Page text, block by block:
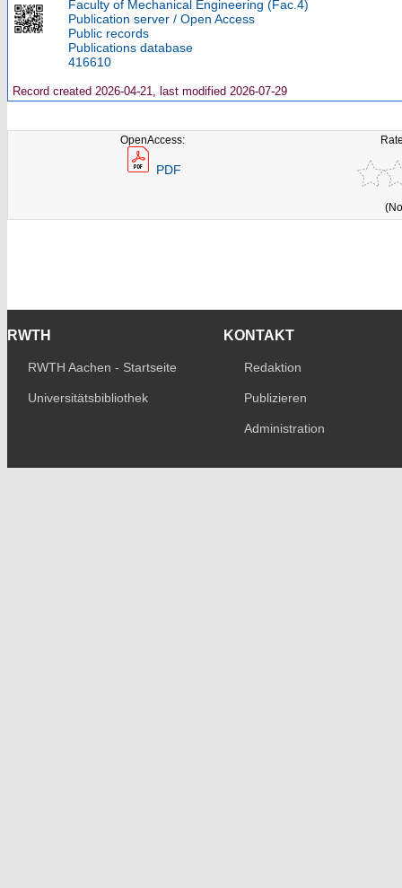
Faculty of Mechanical Engineering (Fac.4)
Publication server / Open Access
Public records
Publications database
416610
Record created 2026-04-21, last modified 2026-07-29
OpenAccess:
PDF
RWTH
RWTH Aachen - Startseite
Universitätsbibliothek
KONTAKT
Redaktion
Publizieren
Administration